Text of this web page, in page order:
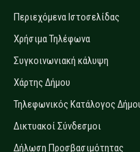
Περιεχόμενα Ιστοσελίδας
Χρήσιμα Τηλέφωνα
Συγκοινωνιακή κάλυψη
Χάρτης Δήμου
Τηλεφωνικός Κατάλογος
Δικτυακοί Σύνδεσμοι
Δήλωση Προσβασιμότητας